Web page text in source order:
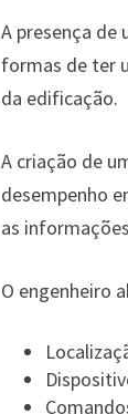
A presença de
formas de ter
da edificação.
A criação de
desempenho
as
O engenheiro